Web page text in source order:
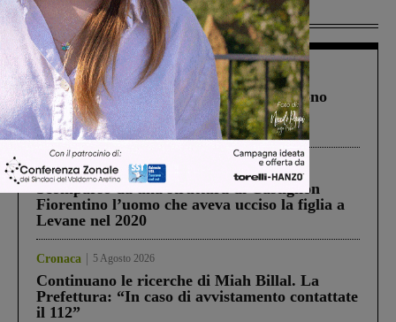
Più lette
Cronaca 4 Agosto 2026
Un anno fa la strage in A1 in cui morirono
Gianni, Giulia e Franco. Lo schianto, il
processo, lo stop ai sorpassi fra tir....
Cronaca 3 Agosto 2026
Scomparso da una struttura di Castiglion
Fiorentino l’uomo che aveva ucciso la figlia a
Levane nel 2020
Cronaca 5 Agosto 2026
Continuano le ricerche di Miah Billal. La
Prefettura: “In caso di avvistamento contattate
il 112”